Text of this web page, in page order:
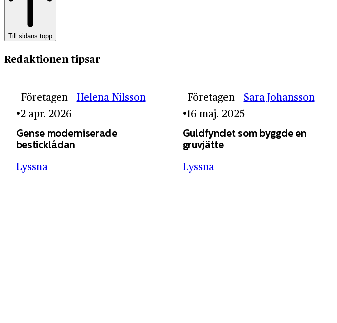
Till sidans topp
Redaktionen tipsar
Företagen
Helena Nilsson
2 apr. 2026
Gense moderniserade
besticklådan
Lyssna
Företagen
Sara Johansson
16 maj. 2025
Guldfyndet som byggde en
gruvjätte
Lyssna